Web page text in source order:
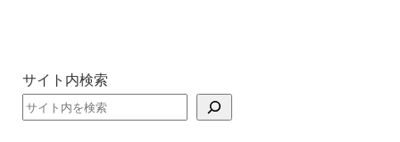
サイト内検索